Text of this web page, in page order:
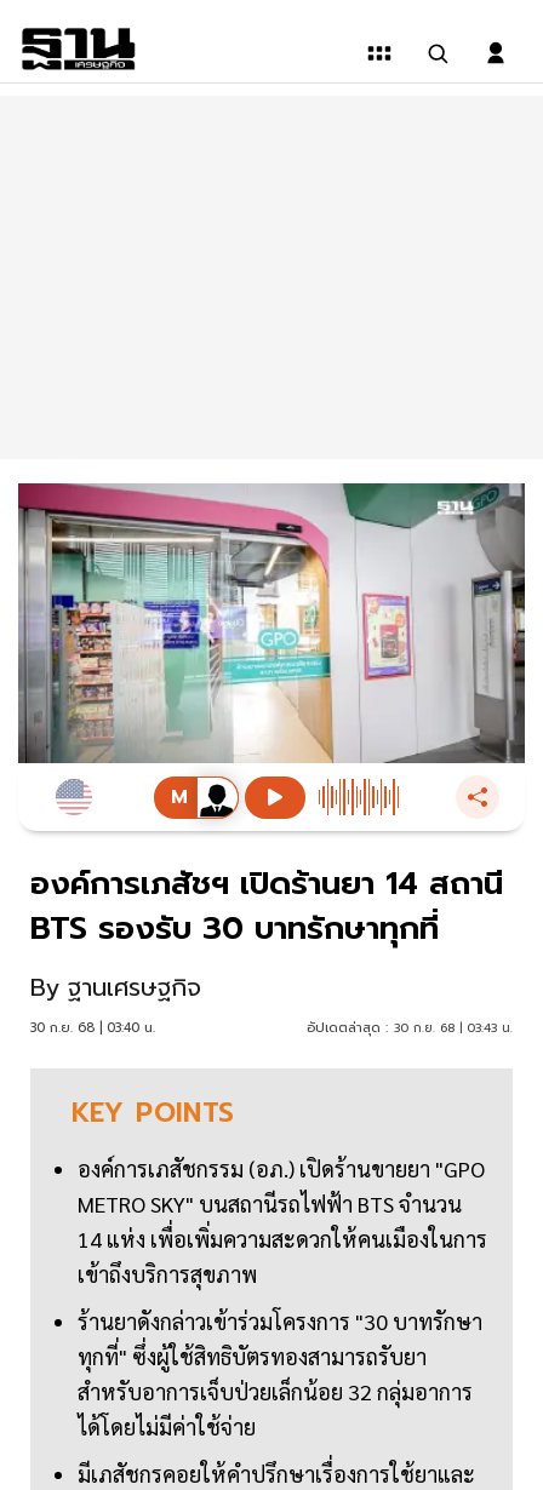
องค์การเภสัชฯ เปิดร้านยา 14 สถานี
BTS รองรับ 30 บาทรักษาทุกที่
By ฐานเศรษฐกิจ
30 ก.ย. 68 | 03:40 น. อัปเดตล่าสุด : 30 ก.ย. 68 | 03:43 น.
KEY POINTS
องค์การเภสัชกรรม (อภ.) เปิดร้านขายยา "GPO
METRO SKY" บนสถานีรถไฟฟ้า BTS จำนวน
14 แห่ง เพื่อเพิ่มความสะดวกให้คนเมืองในการ
เข้าถึงบริการสุขภาพ
ร้านยาดังกล่าวเข้าร่วมโครงการ "30 บาทรักษา
ทุกที่" ซึ่งผู้ใช้สิทธิบัตรทองสามารถรับยา
สำหรับอาการเจ็บป่วยเล็กน้อย 32 กลุ่มอาการ
ได้โดยไม่มีค่าใช้จ่าย
มีเภสัชกรคอยให้คำปรึกษาเรื่องการใช้ยาและ